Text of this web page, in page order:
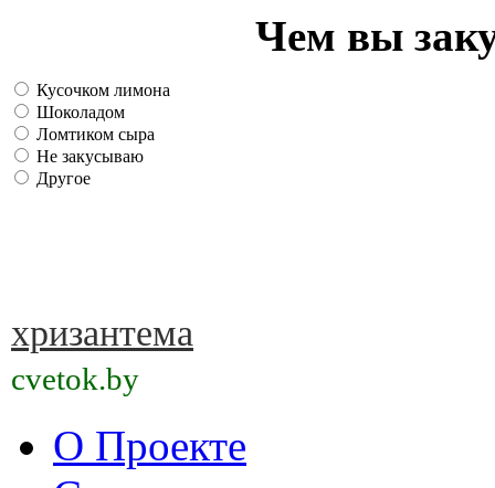
Чем вы
Кусочком лимона
Шоколадом
Ломтиком сыра
Не закусываю
Другое
хризантема
cvetok.by
О Проекте